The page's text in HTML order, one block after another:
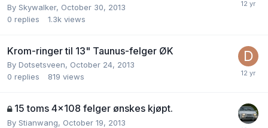
By Skywalker, October 30, 2013
0 replies 1.3k views
Krom-ringer til 13" Taunus-felger ØK
By Dotsetsveen, October 24, 2013
0 replies 819 views
15 toms 4x108 felger ønskes kjøpt.
By Stianwang, October 19, 2013